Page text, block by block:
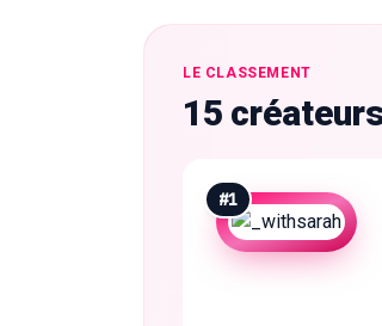
LE CLASSEMENT
15
#1